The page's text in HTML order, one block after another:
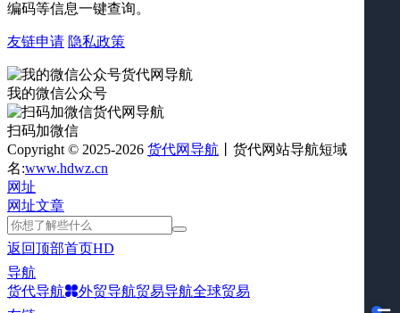
编码等信息一键查询。
友链申请 隐私政策
我的微信公众号
扫码加微信
Copyright © 2025-2026 货代网导航 丨货代网站导航短域
名:www.hdwz.cn
网址
网址文章
返回顶部首页HD
导航
货代导航
外贸导航贸易导航全球贸易